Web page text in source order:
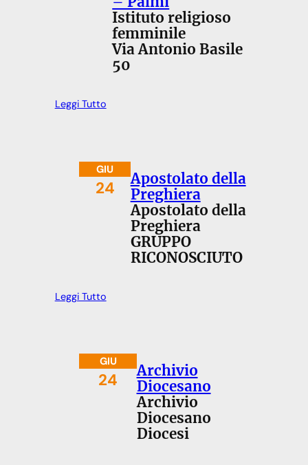
Istituto religioso
femminile
Via Antonio Basile
50
Leggi Tutto
GIU
24
Apostolato della
Preghiera
Apostolato della
Preghiera
GRUPPO
RICONOSCIUTO
Leggi Tutto
GIU
24
Archivio
Diocesano
Archivio
Diocesano
Diocesi